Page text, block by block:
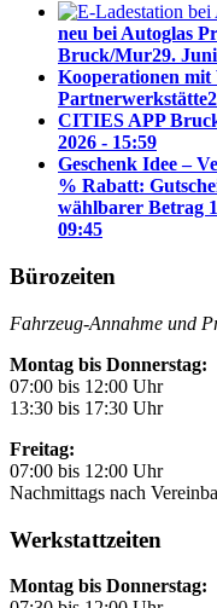
neu bei Autoglas
Bruck/Mur29.
Kooperationen mit
Partnerwerkstätte
CITIES APP
2026 - 15:59
Geschenk Idee –
% Rabatt:
wählbarer Betrag
09:45
Bürozeiten
Fahrzeug-Annahme und
Montag bis Donnerstag:
07:00 bis 12:00 Uhr
13:30 bis 17:30 Uhr
Freitag:
07:00 bis 12:00 Uhr
Nachmittags nach
Werkstattzeiten
Montag bis Donnerstag: